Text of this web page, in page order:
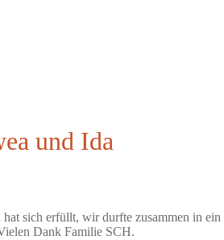
und Ida
hat sich erfüllt, wir durfte zusammen in ein
Dank Familie SCH.